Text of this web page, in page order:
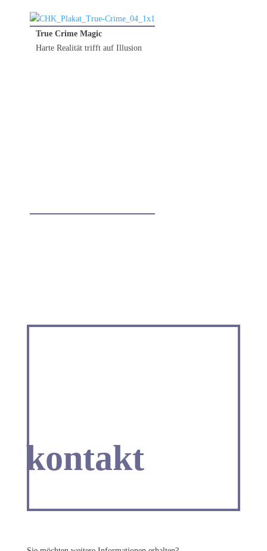
True Crime Magic
Harte Realität trifft auf Illusion
kontakt